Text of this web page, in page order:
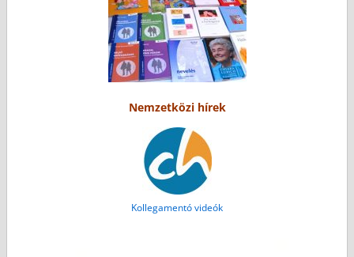
Nemzetközi hírek
Kollegamentó videók